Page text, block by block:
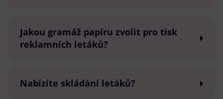
Jakou gramáž papíru zvolit pro tisk
reklamních letáků?
Nabízíte skládání letáků?